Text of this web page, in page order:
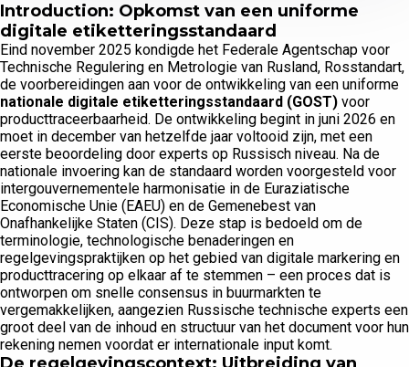
Introduction: Opkomst van een uniforme
digitale etiketteringsstandaard
Eind november 2025 kondigde het Federale Agentschap voor
Technische Regulering en Metrologie van Rusland, Rosstandart,
de voorbereidingen aan voor de ontwikkeling van een uniforme
nationale digitale etiketteringsstandaard (GOST) voor
producttraceerbaarheid. De ontwikkeling begint in juni 2026 en
moet in december van hetzelfde jaar voltooid zijn, met een
eerste beoordeling door experts op Russisch niveau. Na de
nationale invoering kan de standaard worden voorgesteld voor
intergouvernementele harmonisatie in de Euraziatische
Economische Unie (EAEU) en de Gemenebest van
Onafhankelijke Staten (CIS). Deze stap is bedoeld om de
terminologie, technologische benaderingen en
regelgevingspraktijken op het gebied van digitale markering en
producttracering op elkaar af te stemmen – een proces dat is
ontworpen om snelle consensus in buurmarkten te
vergemakkelijken, aangezien Russische technische experts een
groot deel van de inhoud en structuur van het document voor hun
rekening nemen voordat er internationale input komt.